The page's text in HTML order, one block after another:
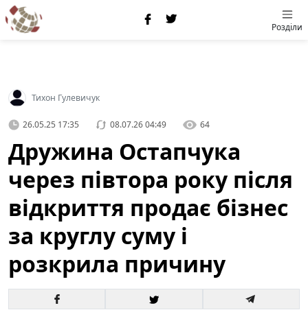
Розділи
Тихон Гулевичук
26.05.25 17:35 08.07.26 04:49 64
Дружина Остапчука
через півтора року після
відкриття продає бізнес
за круглу суму і
розкрила причину